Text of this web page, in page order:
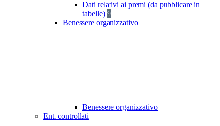
Dati relativi ai premi (da pubblicare in
tabelle) 9
Benessere organizzativo
Benessere organizzativo
Enti controllati